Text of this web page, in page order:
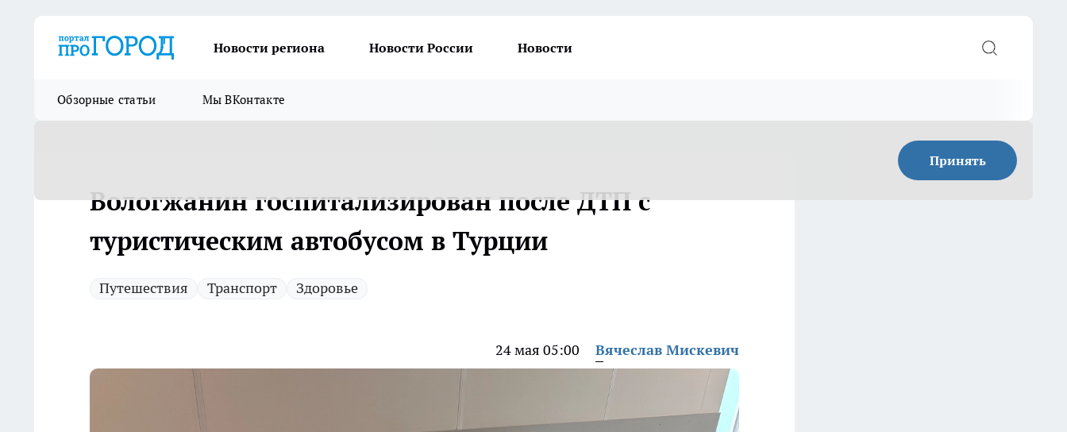
Новости региона Новости России Новости
Обзорные статьи Мы ВКонтакте
Принять
Вологжанин госпитализирован после ДТП с
туристическим автобусом в Турции
Путешествия Транспорт Здоровье
24 мая 05:00 Вячеслав Мискевич